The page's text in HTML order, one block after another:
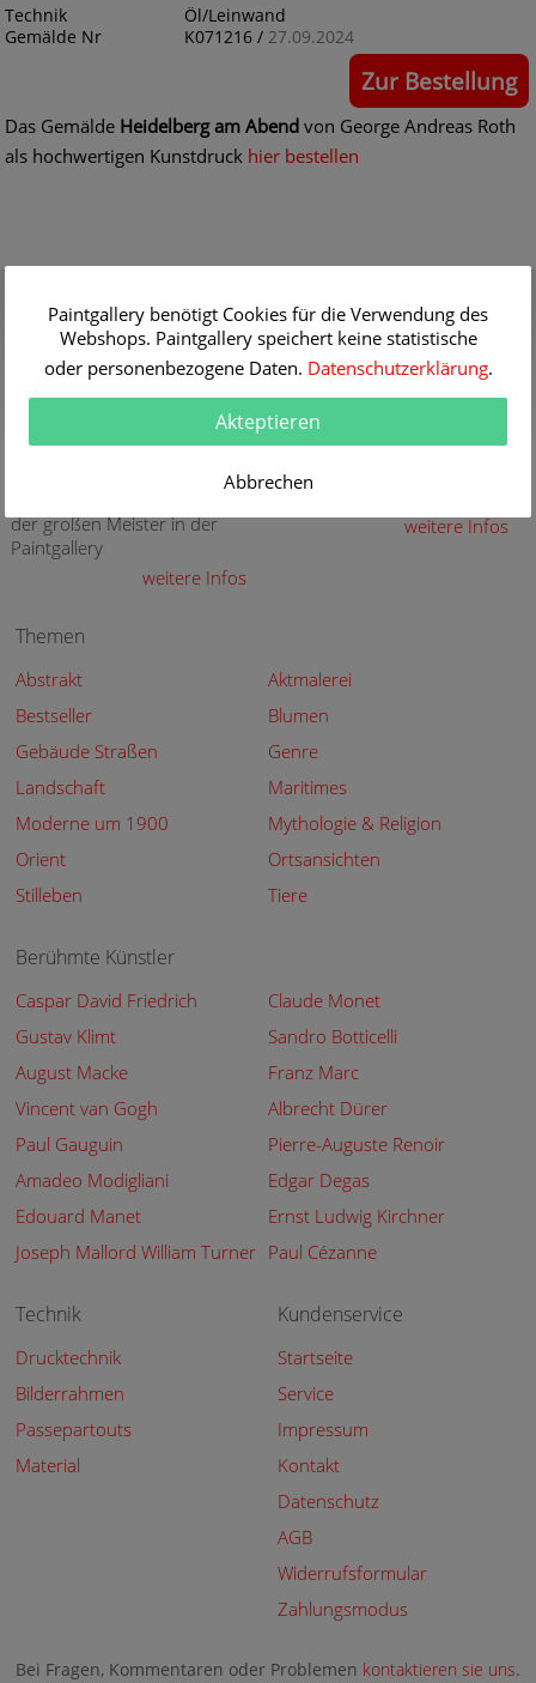
Technik
Öl/Leinwand
Gemälde Nr
K071216 / 27.09.2024
Zur Bestellung
Das Gemälde Heidelberg am Abend von George Andreas Roth
als hochwertigen Kunstdruck hier bestellen
Verschenken Sie einen
Gutschein für eine
hochwertige Kunstkopie
weitere Infos
30 Jahre Erfahrung mit
hochwertigen Gemälde-
Reproduktionen
weitere Infos
Aktuelle und neue
der großen Meister in der
Paintgallery
weitere Infos
Sicherheit
Sicher Kaufen - Sicher
Bezahlen
weitere Infos
Themen
Abstrakt
Aktmalerei
Bestseller
Blumen
Gebäude Straßen
Genre
Landschaft
Maritimes
Moderne um 1900
Mythologie & Religion
Orient
Ortsansichten
Stilleben
Tiere
Berühmte Künstler
Caspar David Friedrich
Claude Monet
Gustav Klimt
Sandro Botticelli
August Macke
Franz Marc
Vincent van Gogh
Albrecht Dürer
Paul Gauguin
Pierre-Auguste Renoir
Amadeo Modigliani
Edgar Degas
Edouard Manet
Ernst Ludwig Kirchner
Joseph Mallord William Turner Paul Cézanne
Technik
Drucktechnik
Bilderrahmen
Passepartouts
Material
Kundenservice
Startseite
Service
Impressum
Kontakt
Datenschutz
AGB
Widerrufsformular
Zahlungsmodus
Bei Fragen, Kommentaren oder Problemen kontaktieren sie uns.
Paintgallery benötigt Cookies für die Verwendung des
Webshops. Paintgallery speichert keine statistische
oder personenbezogene Daten. Datenschutzerklärung.
Akteptieren
Abbrechen